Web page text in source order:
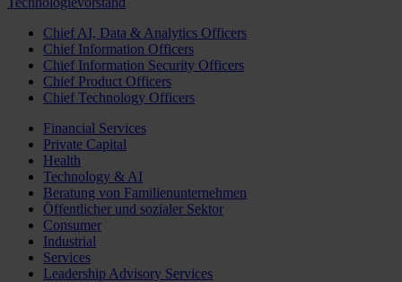
Chief AI, Data & Analytics Officers
Chief Information Officers
Chief Information Security Officers
Chief Product Officers
Chief Technology Officers
Financial Services
Private Capital
Health
Technology & AI
Beratung von Familienunternehmen
Öffentlicher und sozialer Sektor
Consumer
Industrial
Services
Leadership Advisory Services